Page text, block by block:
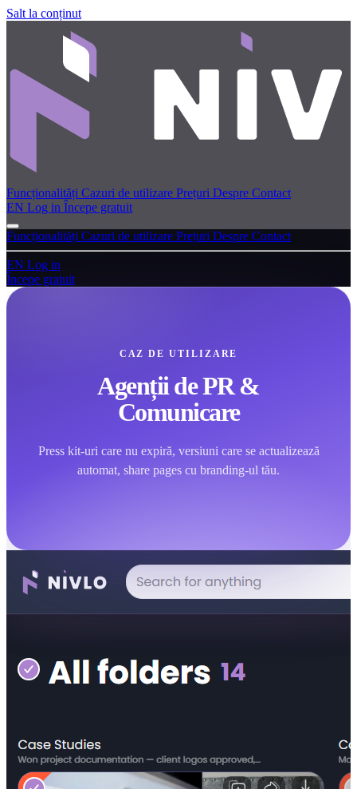
Salt la conținut
Funcționalități Cazuri de utilizare Prețuri Despre Contact
EN Log in Începe gratuit
Funcționalități Cazuri de utilizare Prețuri Despre Contact
EN Log in
Începe gratuit
CAZ DE UTILIZARE
Agenții de PR &
Comunicare
Press kit-uri care nu expiră, versiuni care se actualizează
automat, share pages cu branding-ul tău.